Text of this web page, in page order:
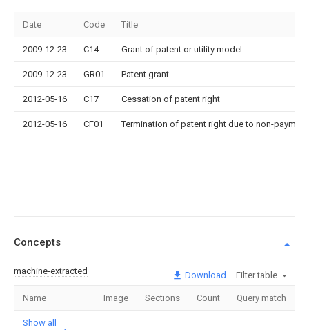
Date Code Title
2009-12-23 C14 Grant of patent or utility model
2009-12-23 GR01 Patent grant
2012-05-16 C17 Cessation of patent right
2012-05-16 CF01 Termination of patent right due to non-
Concepts
machine-extracted Download Filter table
Name Image Sections Count Query match
Show all